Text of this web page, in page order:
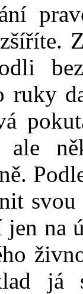
ruky
ale
na
já